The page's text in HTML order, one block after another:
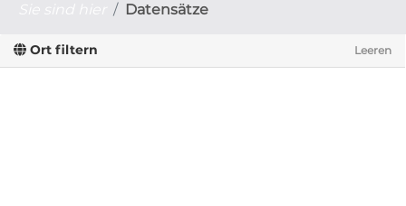
Datensätze
Ort filtern Leeren